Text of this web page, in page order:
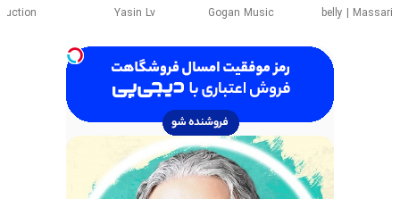
belly | Massari
Gogan Music
Yasin Lv